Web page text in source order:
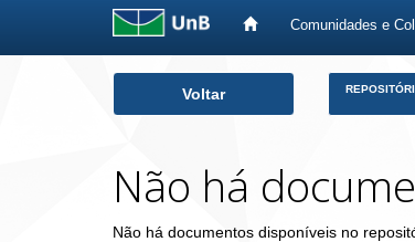
Comunidades e
Voltar
Não há
Não há documentos disponíveis no